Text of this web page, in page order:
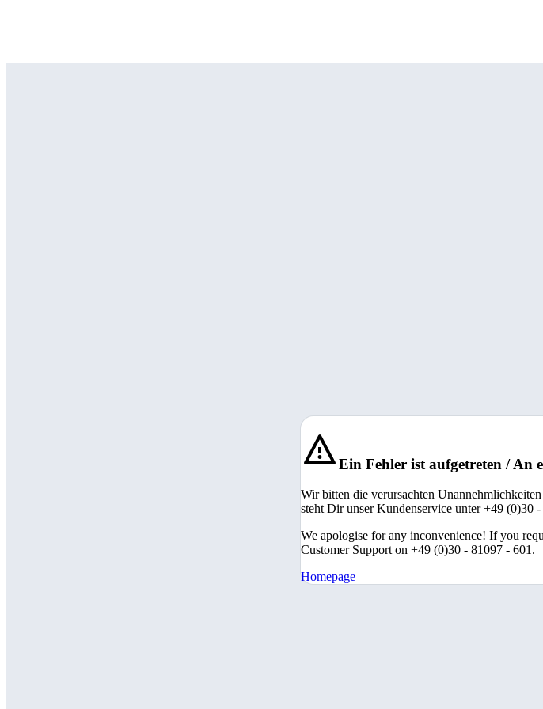
Ein Fehler ist aufgetreten / An
Wir bitten die verursachten
steht Dir unser Kundenservice unter +49 (0)30
We apologise for any inconvenience! If you
Customer Support on +49 (0)30 - 81097 - 601.
Homepage